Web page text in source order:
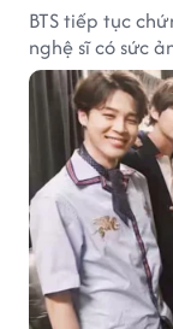
BTS tiếp tục
nghệ sĩ có sức